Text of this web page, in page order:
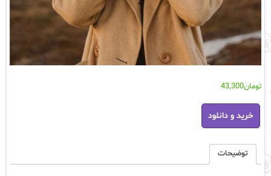
تومان43,300
دانلود
pdf
رمان
قبیله
از
خرید و دانلود
توضیحات